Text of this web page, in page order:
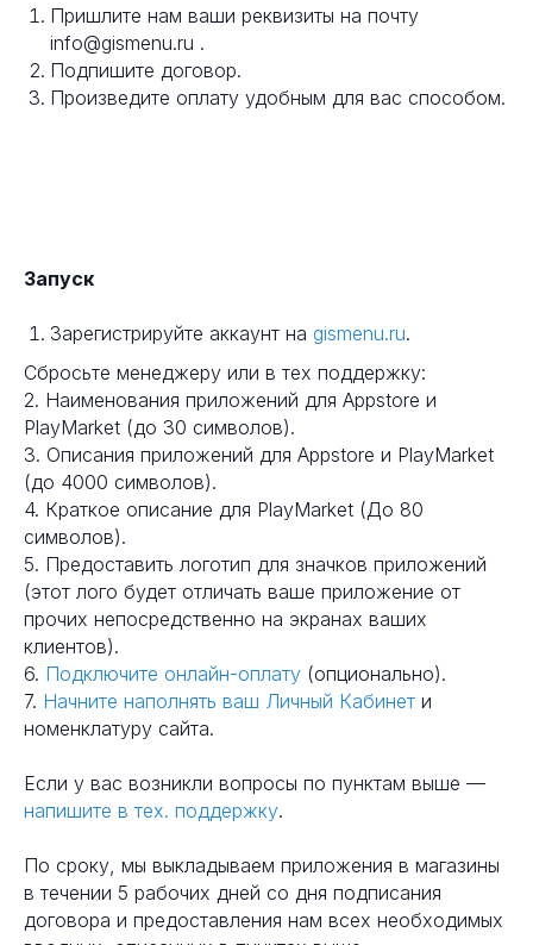
Пришлите нам ваши реквизиты на почту
info@gismenu.ru .
Подпишите договор.
Произведите оплату удобным для вас способом.
Запуск
Зарегистрируйте аккаунт на gismenu.ru.
Сбросьте менеджеру или в тех поддержку:
2. Наименования приложений для Appstore и
PlayMarket (до 30 символов).
3. Описания приложений для Appstore и PlayMarket
(до 4000 символов).
4. Краткое описание для PlayMarket (До 80
символов).
5. Предоставить логотип для значков приложений
(этот лого будет отличать ваше приложение от
прочих непосредственно на экранах ваших
клиентов).
6. Подключите онлайн-оплату (опционально).
7. Начните наполнять ваш Личный Кабинет и
номенклатуру сайта.
Если у вас возникли вопросы по пунктам выше —
напишите в тех. поддержку.
По сроку, мы выкладываем приложения в магазины
в течении 5 рабочих дней со дня подписания
договора и предоставления нам всех необходимых